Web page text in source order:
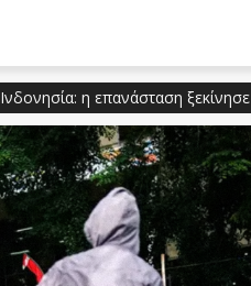
Ινδονησία: η επανάσταση ξεκίνησε